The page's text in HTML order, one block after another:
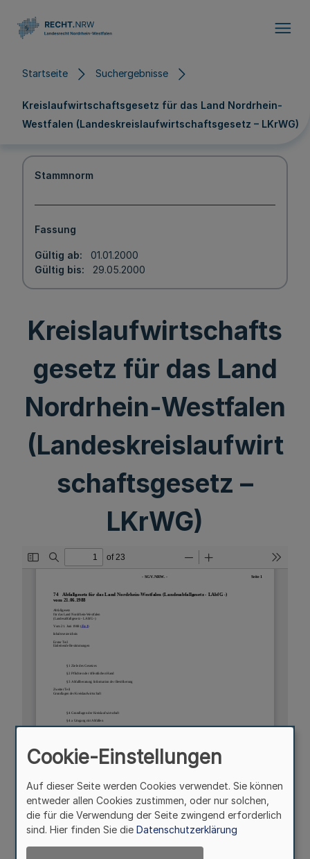
Startseite Suchergebnisse
Kreislaufwirtschaftsgesetz für das Land Nordrhein-
Westfalen (Landeskreislaufwirtschaftsgesetz – LKrWG)
Stammnorm
Fassung
Gültig ab
01.01.2000
Gültig bis
29.05.2000
Kreislaufwirtschafts
gesetz für das Land
Nordrhein-Westfalen
(Landeskreislaufwirt
schaftsgesetz –
LKrWG)
Cookie-Einstellungen
Auf dieser Seite werden Cookies verwendet. Sie können
entweder allen Cookies zustimmen, oder nur solchen,
die für die Verwendung der Seite zwingend erforderlich
sind. Hier finden Sie die Datenschutzerklärung